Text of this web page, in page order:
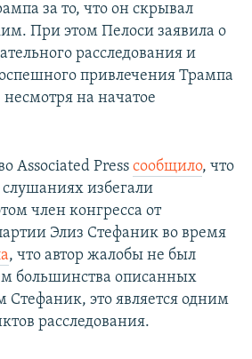
за то, что он скрывал
При этом Пелоси заявила о
расследования и
привлечения Трампа
несмотря на начатое
Associated Press сообщило, что
избегали
член конгресса от
Элиз Стефаник во время
, что автор жалобы не был
большинства описанных
Стефаник, это является одним
расследования.